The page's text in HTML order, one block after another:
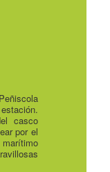
casco
por el